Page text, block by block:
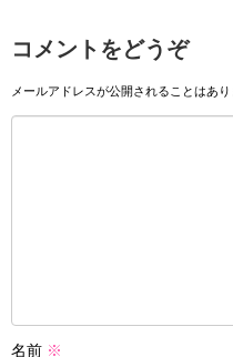
コメントをどうぞ
メールアドレスが公開されることはあり
名前 ※